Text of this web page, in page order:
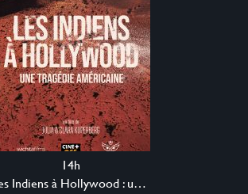
14h
Les Indiens à Hollywood : une tragédie américaine